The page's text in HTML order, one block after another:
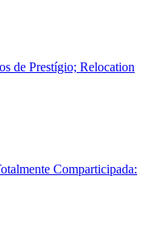
de Prestígio; Relocation
Comparticipada: